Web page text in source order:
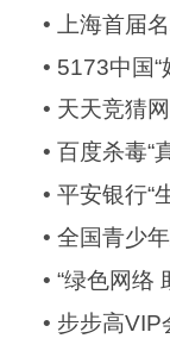
•
上海首届
• 5173中国
• 天天竞猜网
• 百度杀毒“
• 平安银行“
• 全国青少
• “绿色网络
• 步步高VIP